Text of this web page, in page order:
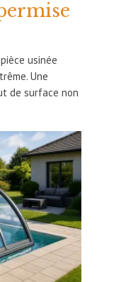
usinée
Une
de surface non